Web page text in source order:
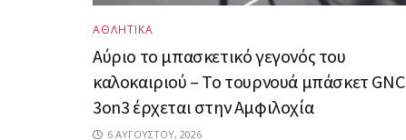
ΑΘΛΗΤΙΚΑ
Αύριο το μπασκετικό γεγονός του
καλοκαιριού – Το τουρνουά μπάσκετ GNC
3on3 έρχεται στην Αμφιλοχία
6 ΑΥΓΟΎΣΤΟΥ, 2026